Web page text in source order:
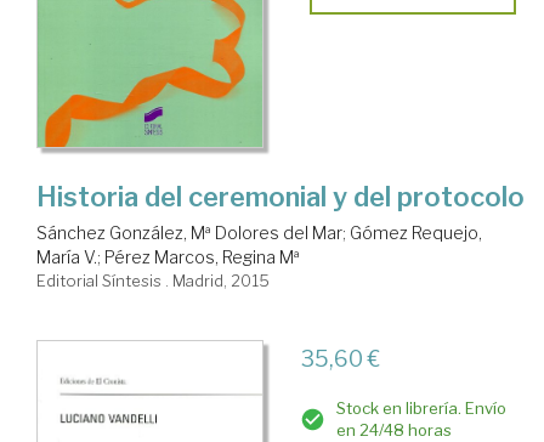
Historia del ceremonial y del protocolo
Sánchez González, Mª Dolores del Mar; Gómez Requejo,
María V.; Pérez Marcos, Regina Mª
Editorial Síntesis . Madrid, 2015
35,60 €
Stock en librería. Envío
en 24/48 horas